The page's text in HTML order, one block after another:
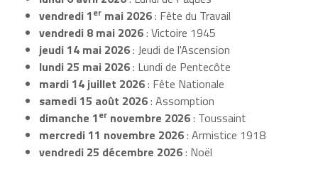
vendredi 1er mai 2026: Fête du Travail
vendredi 8 mai 2026: Victoire 1945
jeudi 14 mai 2026: Jeudi de l'Ascension
lundi 25 mai 2026: Lundi de Pentecôte
mardi 14 juillet 2026: Fête Nationale
samedi 15 août 2026: Assomption
dimanche 1er novembre 2026: Toussaint
mercredi 11 novembre 2026: Armistice 1918
vendredi 25 décembre 2026: Noël